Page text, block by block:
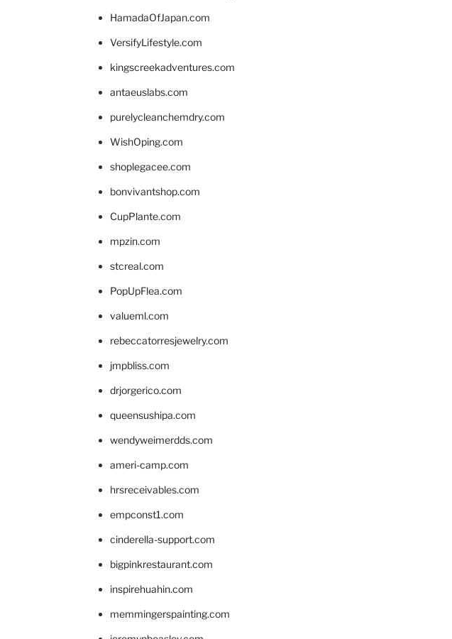
HamadaOfJapan.com
VersifyLifestyle.com
kingscreekadventures.com
antaeuslabs.com
purelycleanchemdry.com
WishOping.com
shoplegacee.com
bonvivantshop.com
CupPlante.com
mpzin.com
stcreal.com
PopUpFlea.com
valueml.com
rebeccatorresjewelry.com
jmpbliss.com
drjorgerico.com
queensushipa.com
wendyweimerdds.com
ameri-camp.com
hrsreceivables.com
empconst1.com
cinderella-support.com
bigpinkrestaurant.com
inspirehuahin.com
memmingerspainting.com